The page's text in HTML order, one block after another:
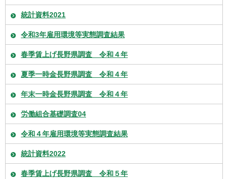
統計資料2021
令和3年雇用環境等実態調査結果
春季賃上げ長野県調査 令和４年
夏季一時金長野県調査 令和４年
年末一時金長野県調査 令和４年
労働組合基礎調査04
令和４年雇用環境等実態調査結果
統計資料2022
春季賃上げ長野県調査 令和５年